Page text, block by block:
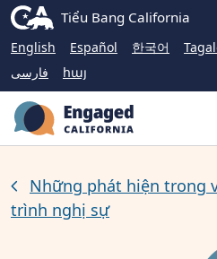
CA.govTiểu Bang California
English Español 한국어
فارسی
հայ
Những phát hiện trong
trình nghị sự